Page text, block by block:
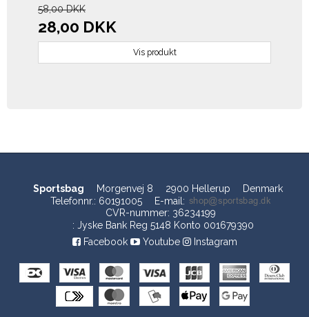
58,00 DKK
28,00 DKK
Vis produkt
Sportsbag Morgenvej 8 2900 Hellerup
Denmark
Telefonnr.: 60191005 E-mail :
CVR-nummer: 36234199
: Jyske Bank Reg 5148 Konto 001679390
Facebook
Youtube Instagram